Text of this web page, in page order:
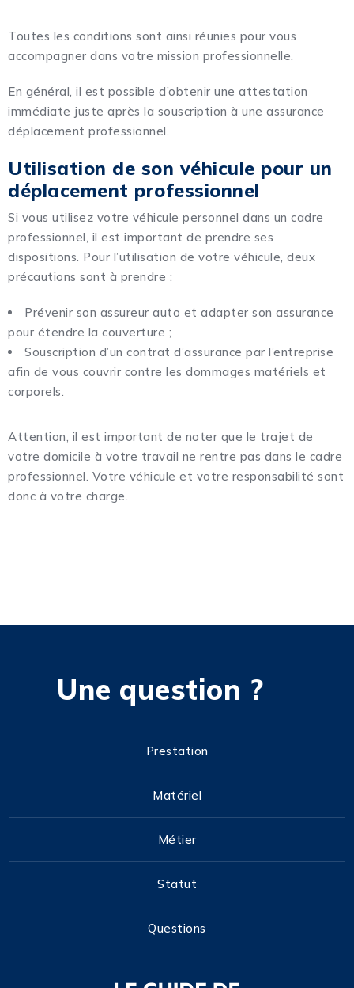
Toutes les conditions sont ainsi réunies pour vous
accompagner dans votre mission professionnelle.
En général, il est possible d’obtenir une attestation
immédiate juste après la souscription à une assurance
déplacement professionnel.
Utilisation de son véhicule pour un
déplacement professionnel
Si vous utilisez votre véhicule personnel dans un cadre
professionnel, il est important de prendre ses
dispositions. Pour l’utilisation de votre véhicule, deux
précautions sont à prendre :
Prévenir son assureur auto et adapter son assurance
pour étendre la couverture ;
Souscription d’un contrat d’assurance par l’entreprise
afin de vous couvrir contre les dommages matériels et
corporels.
Attention, il est important de noter que le trajet de
votre domicile à votre travail ne rentre pas dans le cadre
professionnel. Votre véhicule et votre responsabilité sont
donc à votre charge.
Une question ?
Prestation
Matériel
Métier
Statut
Questions